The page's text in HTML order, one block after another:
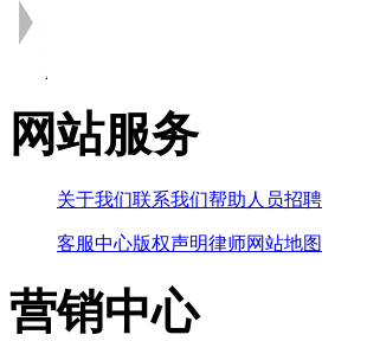
网站服务
关于我们联系我们帮助人员招聘
客服中心版权声明律师网站地图
营销中心